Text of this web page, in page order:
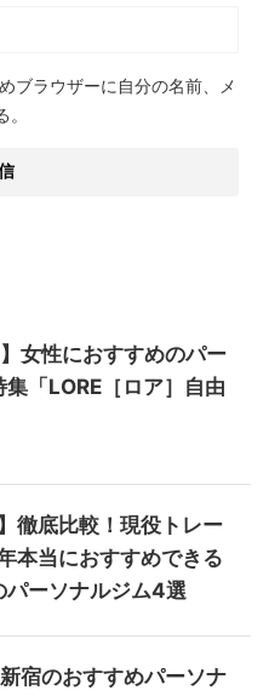
ブラウザーに自分の名前、メ
女性におすすめのパー
集「LORE［ロア］自由
徹底比較！現役トレー
本当におすすめできる
パーソナルジム4選
宿のおすすめパーソナ